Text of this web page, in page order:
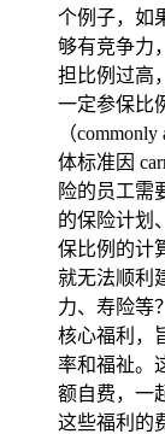
个例子，如
够有竞争力
担比例过高
一定参保比
（
体标准因
险的员工需
的保险计划
保比例的计
就无法顺利
力、寿险等
核心福利，
率和福祉。
额自费，一
这些福利的